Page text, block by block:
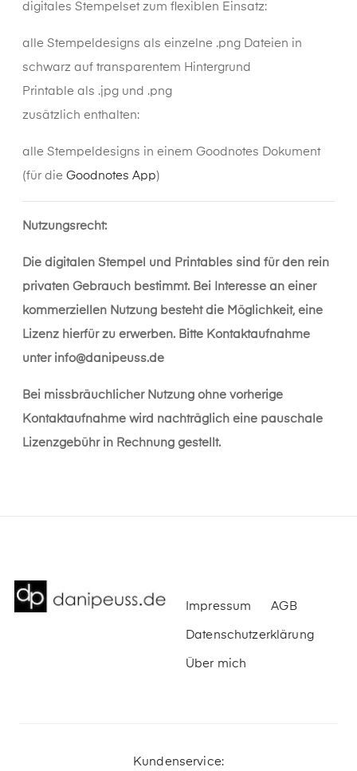
digitales Stempelset zum flexiblen Einsatz:
alle Stempeldesigns als einzelne .png Dateien in
schwarz auf transparentem Hintergrund
Printable als .jpg und .png
zusätzlich enthalten:
alle Stempeldesigns in einem Goodnotes Dokument
(für die Goodnotes App)
Nutzungsrecht:
Die digitalen Stempel und Printables sind für den rein
privaten Gebrauch bestimmt. Bei Interesse an einer
kommerziellen Nutzung besteht die Möglichkeit, eine
Lizenz hierfür zu erwerben. Bitte Kontaktaufnahme
unter info@danipeuss.de
Bei missbräuchlicher Nutzung ohne vorherige
Kontaktaufnahme wird nachträglich eine pauschale
Lizenzgebühr in Rechnung gestellt.
Impressum AGB
Datenschutzerklärung
Über mich
Kundenservice: